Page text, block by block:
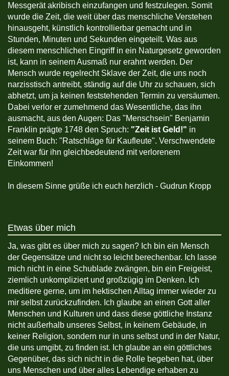
Messgerät akribisch einzufangen und festzulegen. Somit
wurde die Zeit, die weit über das menschliche Verstehen
hinausgeht, künstlich kontrollierbar gemacht und in
Stunden, Minuten und Sekunden eingeteilt. Was aus
diesem menschlichen Eingriff in ein Naturgesetz geworden
ist, kann in seinem Ausmaß nur erahnt werden. Der
Mensch wurde regelrecht Sklave der Zeit, die uns noch
narzisstisch antreibt, ständig auf die Uhr zu schauen, sich
abhetzt, um ja keinen feststehenden Termin zu versäumen.
Dabei verlor er zumehmend das Wesentliche, das ihn
ausmacht, aus den Augen: Das "Menschsein" Benjamin
Franklin prägte 1748 den Spruch: "Zeit ist Geld!" in
seinem Buch: "Ratschläge für Kaufleute". Verschwendete
Zeit war für ihn gleichbedeutend mit verlorenem
Einkommen!
In diesem Sinne grüße ich euch herzlich - Gudrun Kropp
Etwas über mich
Ja, was gibt es über mich zu sagen? Ich bin ein Mensch
der Gegensätze und nicht so leicht berechenbar. Ich lasse
mich nicht in eine Schublade zwängen, bin ein Freigeist,
ziemlich unkompliziert und großzügig im Denken. Ich
meditiere gerne, um im hektischen Alltag immer wieder zu
mir selbst zurückzufinden. Ich glaube an einen Gott aller
Menschen und Kulturen und dass diese göttliche Instanz
nicht außerhalb unseres Selbst, in keinem Gebäude, in
keiner Religion, sondern nur in uns selbst und in der Natur,
die uns umgibt, zu finden ist. Ich glaube an ein göttliches
Gegenüber, das sich nicht in die Rolle begeben hat, über
uns Menschen und über alles Lebendige erhaben zu